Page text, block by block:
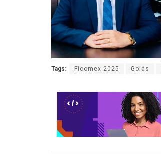
Tags: Ficomex 2025 Goiás